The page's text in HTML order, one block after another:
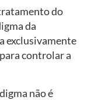
do
da
exclusivamente
controlar a
não é